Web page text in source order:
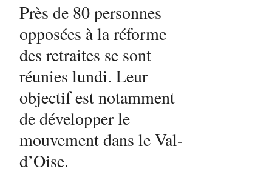
Près de 80 personnes
opposées à la réforme
des retraites se sont
réunies lundi. Leur
objectif est notamment
de développer le
mouvement dans le Val-
d’Oise.